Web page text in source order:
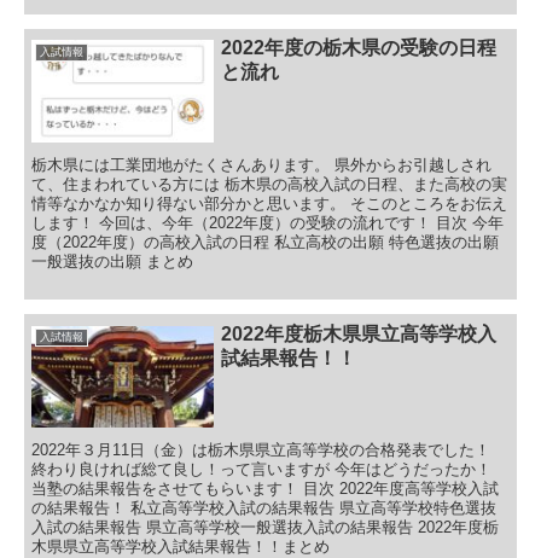
宮市内私立高校ネット出願期間 宇都宮市内私立高校ネット出願方法
ネット出願のメリット ネット出願のまとめ 最後に、私立高校のス
ライドについて
入試情報
2022年度の栃木県の受験の日程
と流れ
栃木県には工業団地がたくさんあります。 県外からお引越しされ
て、住まわれている方には 栃木県の高校入試の日程、また高校の実
情等なかなか知り得ない部分かと思います。 そこのところをお伝え
します！ 今回は、今年（2022年度）の受験の流れです！ 目次 今年
度（2022年度）の高校入試の日程 私立高校の出願 特色選抜の出願
一般選抜の出願 まとめ
入試情報
2022年度栃木県県立高等学校入
試結果報告！！
2022年３月11日（金）は栃木県県立高等学校の合格発表でした！
終わり良ければ総て良し！って言いますが 今年はどうだったか！
当塾の結果報告をさせてもらいます！ 目次 2022年度高等学校入試
の結果報告！ 私立高等学校入試の結果報告 県立高等学校特色選抜
入試の結果報告 県立高等学校一般選抜入試の結果報告 2022年度栃
木県県立高等学校入試結果報告！！まとめ